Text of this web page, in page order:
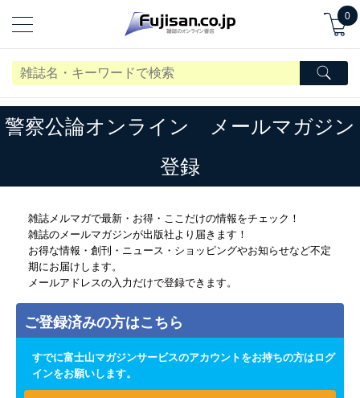
0
警察公論オンライン メールマガジン
登録
雑誌メルマガで最新・お得・ここだけの情報をチェック！
雑誌のメールマガジンが出版社より届きます！
お得な情報・創刊・ニュース・ショッピングやお知らせなど不定
期にお届けします。
メールアドレスの入力だけで登録できます。
ご登録済みの方はこちら
すでに富士山マガジンサービスのアカウントをお持ちの方はログ
インをお願いします。